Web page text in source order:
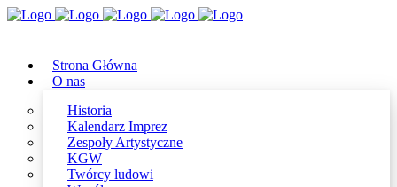
Strona Główna
O nas
Historia
Kalendarz Imprez
Zespoły Artystyczne
KGW
Twórcy ludowi